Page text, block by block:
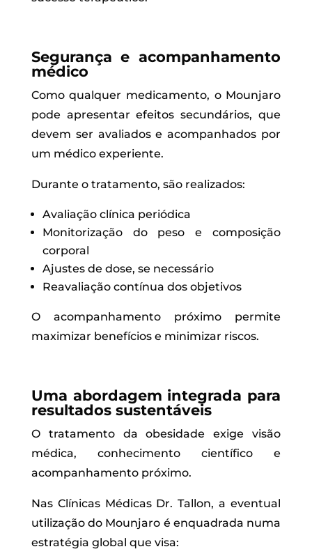
Segurança e acompanhamento
médico
Como qualquer medicamento, o Mounjaro
pode apresentar efeitos secundários, que
devem ser avaliados e acompanhados por
um médico experiente.
Durante o tratamento, são realizados:
Avaliação clínica periódica
Monitorização do peso e composição
corporal
Ajustes de dose, se necessário
Reavaliação contínua dos objetivos
O acompanhamento próximo permite
maximizar benefícios e minimizar riscos.
Uma abordagem integrada para
resultados sustentáveis
O tratamento da obesidade exige visão
médica, conhecimento científico e
acompanhamento próximo.
Nas Clínicas Médicas Dr. Tallon, a eventual
utilização do Mounjaro é enquadrada numa
estratégia global que visa: